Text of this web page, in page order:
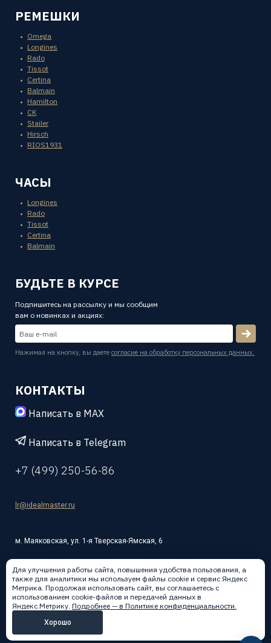
РЕМЕШКИ
Omega
Longines
Rado
Tissot
Certina
Balmain
Hamilton
CK
Stailer
Hirsch
RIOS1931
ЧАСЫ
Longines
Rado
Tissot
Certina
Balmain
БУДЬТЕ В КУРСЕ
Подпишитесь на рассылку и мы сообщим
вам о новинках и акциях:
Нажимая на кнопку, вы даете согласие на обработку персональных данных.
КОНТАКТЫ
Написать в MAX
Написать в Telegram
+7 (499) 250-56-86
lr@idealmaster.ru
м. Маяковская, ул. 1-я Тверская-Ямская, 6
Написать в:
Для улучшения работы сайта, повышения удобства пользования, а
также для аналитики мы используем файлы cookie и сервис Яндекс
Метрика. Продолжая использовать сайт, вы соглашаетесь с
использованием cookie-файлов и передачей данных в
Яндекс.Метрику. Подробнее — в Политике конфиденциальности.
Хорошо